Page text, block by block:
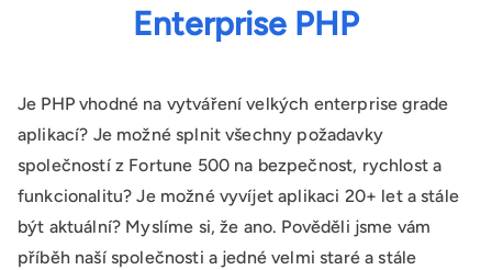
Enterprise PHP
Je PHP vhodné na vytváření velkých enterprise grade
aplikací? Je možné splnit všechny požadavky
společností z Fortune 500 na bezpečnost, rychlost a
funkcionalitu? Je možné vyvíjet aplikaci 20+ let a stále
být aktuální? Myslíme si, že ano. Pověděli jsme vám
příběh naší společnosti a jedné velmi staré a stále